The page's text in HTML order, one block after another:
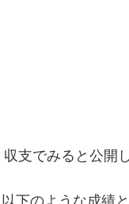
支でみると公開